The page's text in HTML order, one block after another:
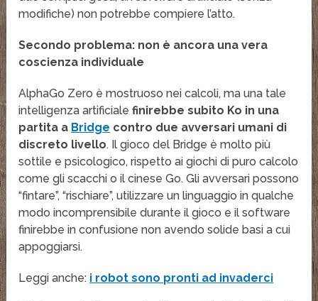
modifiche) non potrebbe compiere l’atto.
Secondo problema: non è ancora una vera
coscienza individuale
AlphaGo Zero è mostruoso nei calcoli, ma una tale
intelligenza artificialefinirebbe subito Ko in una
partita a Bridge contro due avversari umani di
discreto livello. Il gioco del Bridge è molto più
sottile e psicologico, rispetto ai giochi di puro calcolo
come gli scacchi o il cinese Go. Gli avversari possono
“fintare”, “rischiare”, utilizzare un linguaggio in qualche
modo incomprensibile durante il gioco e il software
finirebbe in confusione non avendo solide basi a cui
appoggiarsi.
Leggi anche: i robot sono pronti ad invaderci